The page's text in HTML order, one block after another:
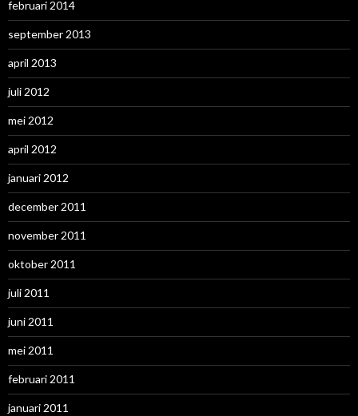
februari 2014
september 2013
april 2013
juli 2012
mei 2012
april 2012
januari 2012
december 2011
november 2011
oktober 2011
juli 2011
juni 2011
mei 2011
februari 2011
januari 2011